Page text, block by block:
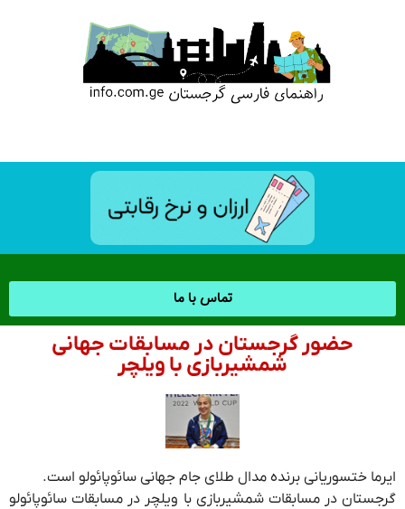
تماس با ما
حضور گرجستان در مسابقات جهانی
شمشیربازی با ویلچر
ایرما ختسوریانی برنده مدال طلای جام جهانی سائوپائولو است.
گرجستان در مسابقات شمشیربازی با ویلچر در مسابقات سائوپائولو